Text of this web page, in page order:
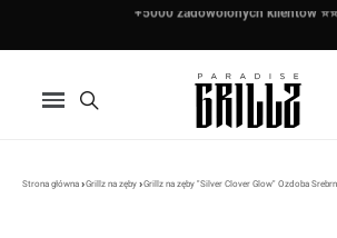
Strona główna Grillz na zęby Grillz na zęby "Silver Clover Glow" Ozdoba